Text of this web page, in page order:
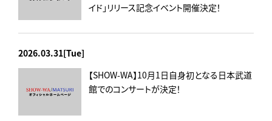
イド」リリース記念イベント開催決定！
2026.03.31[Tue]
【SHOW-WA】10月1日自身初となる日本武道
館でのコンサートが決定！